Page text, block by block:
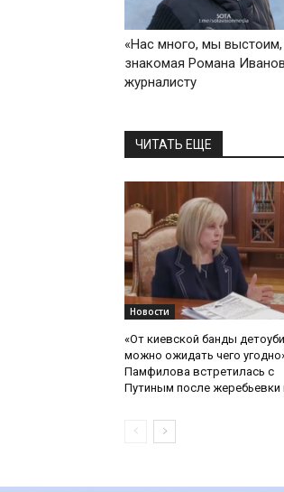
«Нас много, мы
знакомая Романа
журналисту
ЧИТАТЬ ЕЩЕ
Новости
«От киевской банды
можно ожидать чего
Памфилова встретилась с
Путиным после жеребьевки